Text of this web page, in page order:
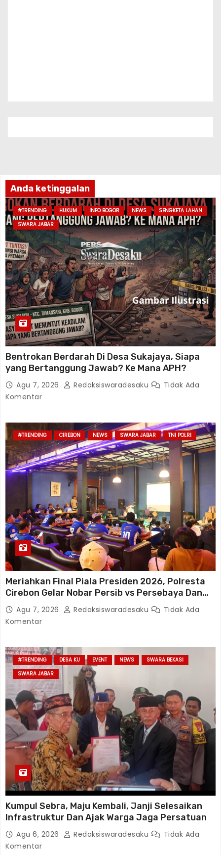
Anda ketinggalan
#TRENDING HUKUM INFO BOGOR NEWS
SENGKETA LAHAN
SWARA JABAR
Bentrokan Berdarah Di Desa Sukajaya, Siapa
yang Bertanggung Jawab? Ke Mana APH?
Agu 7, 2026 Redaksiswaradesaku
Tidak Ada
Komentar
#TRENDING CIREBON NEWS SWARA JABAR TNI POLRI
Meriahkan Final Piala Presiden 2026, Polresta
Cirebon Gelar Nobar Persib vs Persebaya Dan
Bagi-Bagi Motor Listrik
Agu 7, 2026 Redaksiswaradesaku
Tidak Ada
Komentar
#TRENDING DESA KU EVENT NEWS
SWARA BEKASI
SWARA JABAR
Kumpul Sebra, Maju Kembali, Janji Selesaikan
Infrastruktur Dan Ajak Warga Jaga Persatuan
Agu 6, 2026 Redaksiswaradesaku
Tidak Ada
Komentar